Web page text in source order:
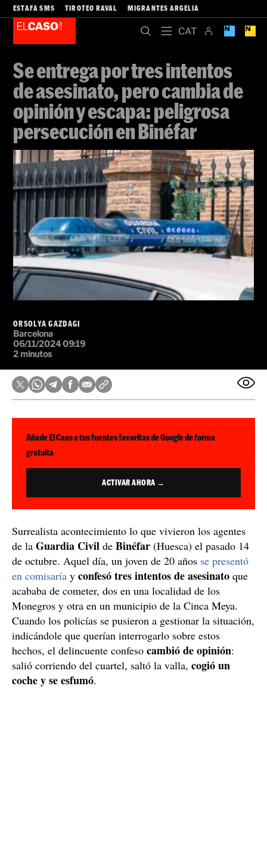
ESTAFA SMS TIROTEO RAVAL MIGRANTES ARGELIA
Se entrega por tres intentos
de asesinato, pero cambia de
opinión y escapa: peligrosa
persecución en Binéfar
ORSOLYA GAZDAGI
Barcelona
06/11/2024 09:19
2 minutos
Añade El Caso a tus fuentes favoritas de Google de forma
gratuita
ACTIVAR AHORA →
Surrealista acontecimiento lo que vivieron los agentes
de la Guardia Civil de Binéfar (Huesca) el pasado 14
de octubre. Aquel día, un joven de 20 años se presentó
en comisaría y confesó tres intentos de asesinato que
acababa de cometer, dos en una localidad de los
Monegros y otra en un municipio de la Cinca Meya.
Cuando los policías se pusieron a gestionar la situación,
indicándole que querían interrogarlo sobre estos
hechos, el delincuente confeso cambió de opinión:
salió corriendo del cuartel, saltó la valla, cogió un
coche y se esfumó.